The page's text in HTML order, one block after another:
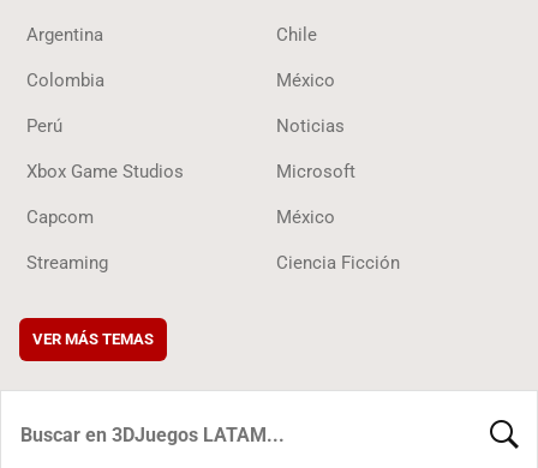
Argentina Chile
Colombia México
Perú Noticias
Xbox Game Studios Microsoft
Capcom México
Streaming Ciencia Ficción
VER MÁS TEMAS